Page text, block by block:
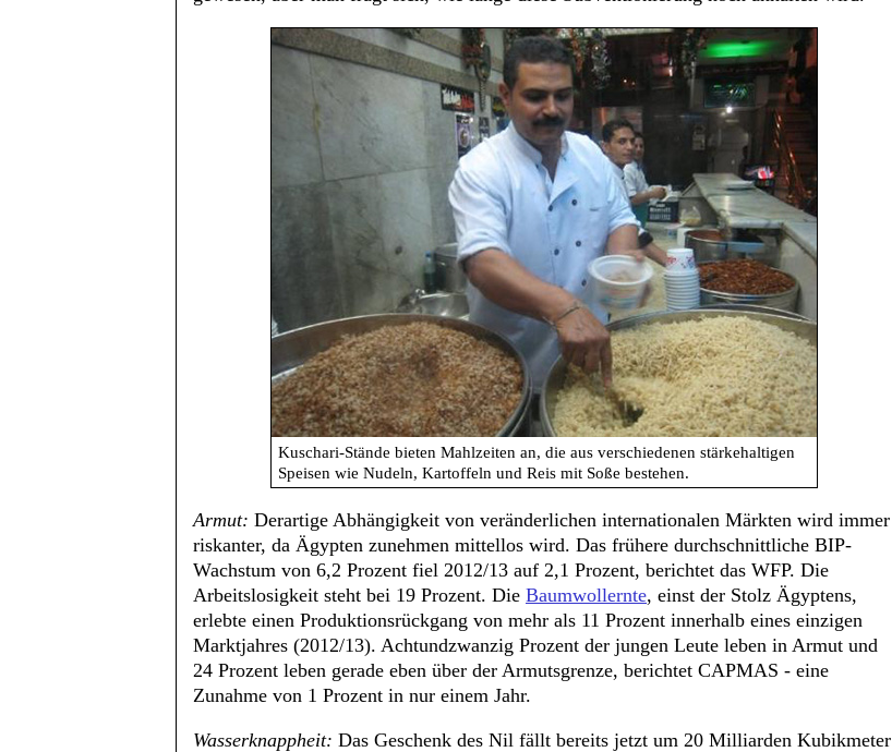
Kuschari-Stände bieten Mahlzeiten an, die aus verschiedenen stärkehaltigen
Speisen wie Nudeln, Kartoffeln und Reis mit Soße bestehen.
Armut: Derartige Abhängigkeit von veränderlichen internationalen Märkten wird immer
riskanter, da Ägypten zunehmen mittellos wird. Das frühere durchschnittliche BIP-
Wachstum von 6,2 Prozent fiel 2012/13 auf 2,1 Prozent, berichtet das WFP. Die
Arbeitslosigkeit steht bei 19 Prozent. Die Baumwollernte, einst der Stolz Ägyptens,
erlebte einen Produktionsrückgang von mehr als 11 Prozent innerhalb eines einzigen
Marktjahres (2012/13). Achtundzwanzig Prozent der jungen Leute leben in Armut und
24 Prozent leben gerade eben über der Armutsgrenze, berichtet CAPMAS - eine
Zunahme von 1 Prozent in nur einem Jahr.
Wasserknappheit: Das Geschenk des Nil fällt bereits jetzt um 20 Milliarden Kubikmeter